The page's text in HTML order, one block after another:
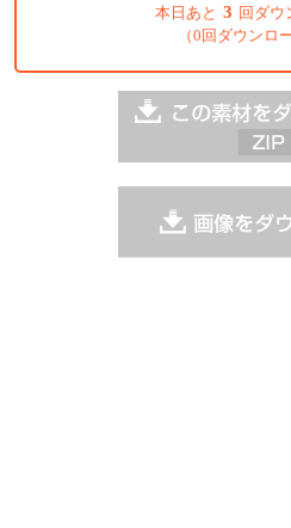
本日あと 3 回ダウ
（0回ダウンロ